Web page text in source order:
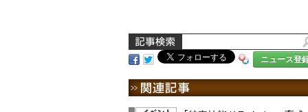
ニュース登